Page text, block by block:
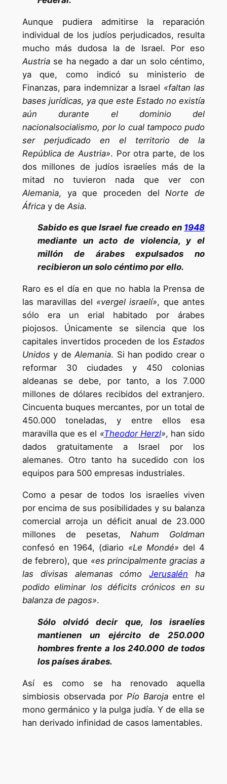
Aunque pudiera admitirse la reparación
individual de los judíos perjudicados, resulta
mucho más dudosa la de Israel. Por eso
Austriase ha negado a dar un solo céntimo,
ya que, como indicó su ministerio de
Finanzas, para indemnizar a Israel «faltan las
bases jurídicas, ya que este Estado no existía
aún durante el dominio del
nacionalsocialismo, por lo cual tampoco pudo
ser perjudicado en el territorio de la
República de Austria». Por otra parte, de los
dos millones de judíos israelíes más de la
mitad no tuvieron nada que ver con
Alemania, ya que proceden del Norte de
África y de Asia.
Sabido es que Israel fue creado en 1948
mediante un acto de violencia, y el
millón de árabes expulsados no
recibieron un solo céntimo por ello.
Raro es el día en que no habla la Prensa de
las maravillas del «vergel israelí», que antes
sólo era un erial habitado por árabes
piojosos. Únicamente se silencia que los
capitales invertidos proceden de losEstados
Unidos y deAlemania. Si han podido crear o
reformar 30 ciudades y 450 colonias
aldeanas se debe, por tanto, a los 7.000
millones de dólares recibidos del extranjero.
Cincuenta buques mercantes, por un total de
450.000 toneladas, y entre ellos esa
maravilla que es el «Theodor Herzl», han sido
dados gratuitamente a Israel por los
alemanes. Otro tanto ha sucedido con los
equipos para 500 empresas industriales.
Como a pesar de todos los israelíes viven
por encima de sus posibilidades y su balanza
comercial arroja un déficit anual de 23.000
millones de pesetas,Nahum Goldman
confesó en 1964, (diario «Le Mondé» del 4
de febrero), que «es principalmente gracias a
las divisas alemanas cómoJerusalén ha
podido eliminar los déficits crónicos en su
balanza de pagos».
Sólo olvidó decir que, los israelíes
mantienen un ejército de 250.000
hombres frente a los 240.000 de todos
los países árabes.
Así es como se ha renovado aquella
simbiosis observada por Pío Baroja entre el
mono germánico y la pulga judía. Y de ella se
han derivado infinidad de casos lamentables.